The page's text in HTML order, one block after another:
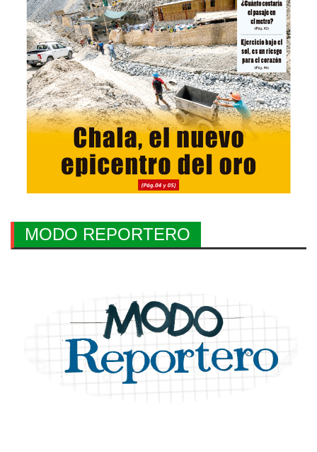
MODO REPORTERO